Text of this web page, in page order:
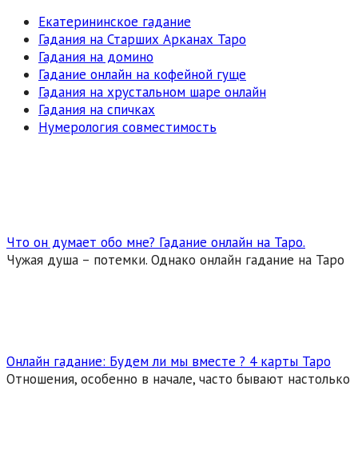
Екатерининское гадание
Гадания на Старших Арканах Таро
Гадания на домино
Гадание онлайн на кофейной гуще
Гадания на хрустальном шаре онлайн
Гадания на спичках
Нумерология совместимость
Что он думает обо мне? Гадание онлайн на Таро.
Чужая душа – потемки. Однако онлайн гадание на Таро
Онлайн гадание: Будем ли мы вместе ? 4 карты Таро
Отношения, особенно в начале, часто бывают настолько